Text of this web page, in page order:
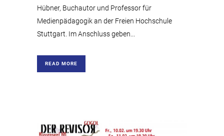
Hübner, Buchautor und Professor für
Medienpädagogik an der Freien Hochschule
Stuttgart. Im Anschluss geben...
READ MORE